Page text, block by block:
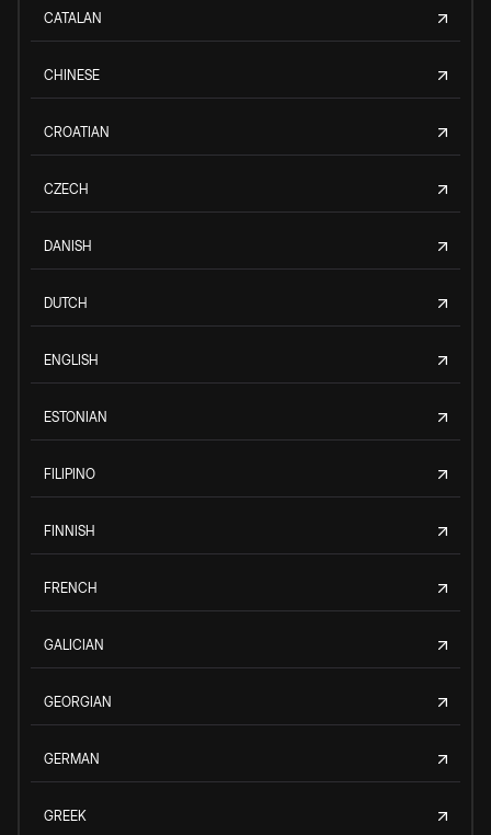
CATALAN
CHINESE
CROATIAN
CZECH
DANISH
DUTCH
ENGLISH
ESTONIAN
FILIPINO
FINNISH
FRENCH
GALICIAN
GEORGIAN
GERMAN
GREEK